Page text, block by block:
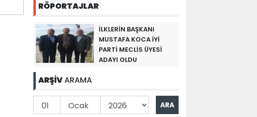
RÖPORTAJLAR
İLKLERİN BAŞKANI
MUSTAFA KOCA İYİ
PARTİ MECLİS ÜYESİ
ADAYI OLDU
ARŞİVARAMA